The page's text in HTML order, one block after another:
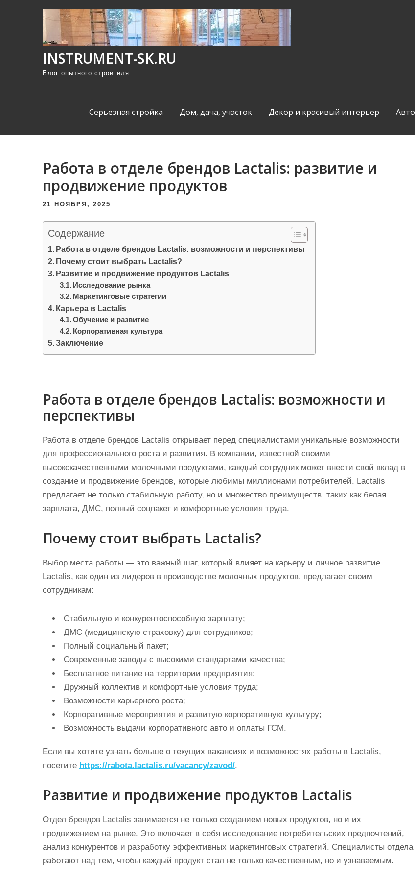
INSTRUMENT-SK.RU
Блог опытного строителя
Серьезная стройка Дом, дача, участок Декор и красивый интерьер Авто
Работа в отделе брендов Lactalis: развитие и
продвижение продуктов
21 НОЯБРЯ, 2025
Содержание
Работа в отделе брендов Lactalis: возможности и перспективы
Почему стоит выбрать Lactalis?
Развитие и продвижение продуктов Lactalis
Исследование рынка
Маркетинговые стратегии
Карьера в Lactalis
Обучение и развитие
Корпоративная культура
Заключение
Работа в отделе брендов Lactalis: возможности и
перспективы
Работа в отделе брендов Lactalis открывает перед специалистами уникальные возможности
для профессионального роста и развития. В компании, известной своими
высококачественными молочными продуктами, каждый сотрудник может внести свой вклад в
создание и продвижение брендов, которые любимы миллионами потребителей. Lactalis
предлагает не только стабильную работу, но и множество преимуществ, таких как белая
зарплата, ДМС, полный соцпакет и комфортные условия труда.
Почему стоит выбрать Lactalis?
Выбор места работы — это важный шаг, который влияет на карьеру и личное развитие.
Lactalis, как один из лидеров в производстве молочных продуктов, предлагает своим
сотрудникам:
Стабильную и конкурентоспособную зарплату;
ДМС (медицинскую страховку) для сотрудников;
Полный социальный пакет;
Современные заводы с высокими стандартами качества;
Бесплатное питание на территории предприятия;
Дружный коллектив и комфортные условия труда;
Возможности карьерного роста;
Корпоративные мероприятия и развитую корпоративную культуру;
Возможность выдачи корпоративного авто и оплаты ГСМ.
Если вы хотите узнать больше о текущих вакансиях и возможностях работы в Lactalis,
посетите https://rabota.lactalis.ru/vacancy/zavod/.
Развитие и продвижение продуктов Lactalis
Отдел брендов Lactalis занимается не только созданием новых продуктов, но и их
продвижением на рынке. Это включает в себя исследование потребительских предпочтений,
анализ конкурентов и разработку эффективных маркетинговых стратегий. Специалисты отдела
работают над тем, чтобы каждый продукт стал не только качественным, но и узнаваемым.